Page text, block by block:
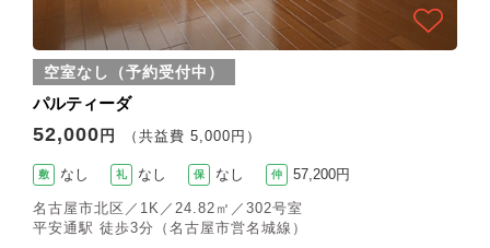
空室なし（予約受付中）
パルティーダ
52,000 円 （共益費 5,000円）
敷 なし 礼 なし 保 なし 仲 57,200円
名古屋市北区／1K／24.82㎡／302号室
平安通駅 徒歩3分（名古屋市営名城線）